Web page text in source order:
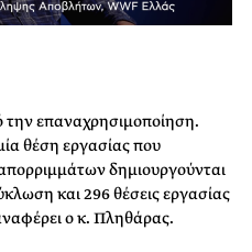
επαναχρησιμοποίηση.
θέση εργασίας που
δημιουργούνται
και 296 θέσεις εργασίας
ο κ. Πληθάρας.